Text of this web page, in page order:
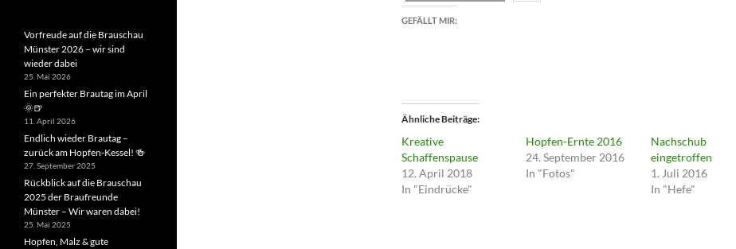
GEFÄLLT MIR:
Ähnliche Beiträge
Kreative
Schaffenspause
12. April 2018
In "Eindrücke"
Hopfen-Ernte 2016
24. September 2016
In "Fotos"
Nachschub
eingetroffen
1. Juli 2016
In "Hefe"
Vorfreude auf die Brauschau
Münster 2026 – wir sind
wieder dabei
25. Mai 2026
Ein perfekter Brautag im April
🌞🍺
11. April 2026
Endlich wieder Brautag –
zurück am Hopfen-Kessel! 🍻
27. September 2025
Rückblick auf die Brauschau
2025 der Braufreunde
Münster – Wir waren dabei!
25. Mai 2025
Hopfen, Malz & gute